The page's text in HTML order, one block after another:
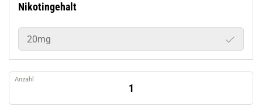
Nikotingehalt
20mg
Anzahl